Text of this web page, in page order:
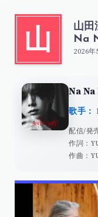
山
山
Na
2026年
Na Na
歌手：
配信/発
作詞：
作曲：